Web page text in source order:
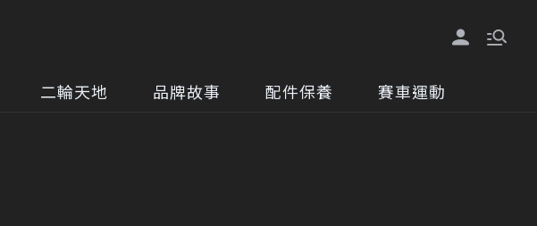
二輪天地 品牌故事 配件保養 賽車運動